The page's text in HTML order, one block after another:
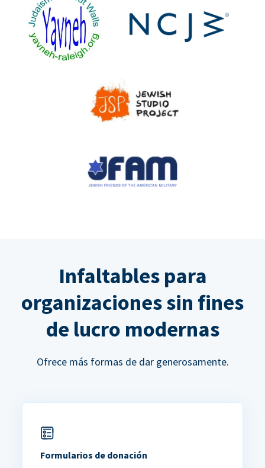
Infaltables para
organizaciones sin fines
de lucro modernas
Ofrece más formas de dar generosamente.
Formularios de donación